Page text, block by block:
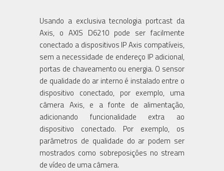
Usando a exclusiva tecnologia portcast da
Axis, o AXIS D6210 pode ser facilmente
conectado a dispositivos IP Axis compatíveis,
sem a necessidade de endereço IP adicional,
portas de chaveamento ou energia. O sensor
de qualidade do ar interno é instalado entre o
dispositivo conectado, por exemplo, uma
câmera Axis, e a fonte de alimentação,
adicionando funcionalidade extra ao
dispositivo conectado. Por exemplo, os
parâmetros de qualidade do ar podem ser
mostrados como sobreposições no stream
de vídeo de uma câmera.